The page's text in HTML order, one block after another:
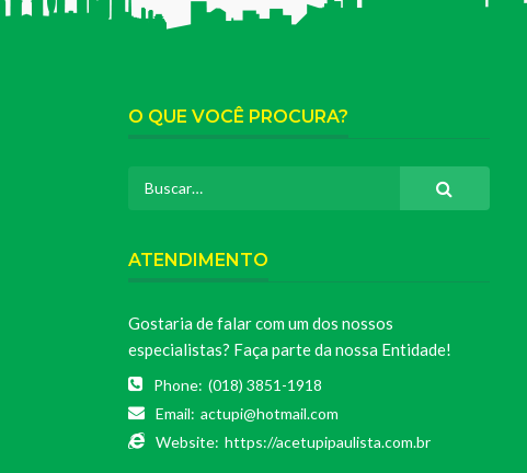
O QUE VOCÊ PROCURA?
ATENDIMENTO
Gostaria de falar com um dos nossos
especialistas? Faça parte da nossa Entidade!
Phone: (018) 3851-1918
Email: actupi@hotmail.com
Website: https://acetupipaulista.com.br